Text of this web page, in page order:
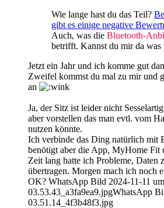
Wie lange hast du das Teil?
gibt es einige negative
Auch, was die Bluetooth-
betrifft. Kannst du mir da was
Jetzt ein Jahr und ich komme gut
Zweifel kommst du mal zu mir und
an
Ja, der Sitz ist leider nicht
aber vorstellen das man evtl. vom
nutzen könnte.
Ich verbinde das Ding natürlich mit
benötigt aber die App, MyHome Fit
Zeit lang hatte ich Probleme, Daten
übertragen. Morgen mach ich noch
OK? WhatsApp Bild 2024-11-11 um
03.53.43_a3fa9ea9.jpgWhatsApp
03.51.14_4f3b48f3.jpg